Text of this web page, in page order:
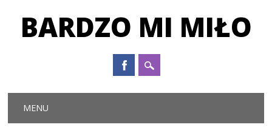
BARDZO MI MIŁO
Main menu
MENU